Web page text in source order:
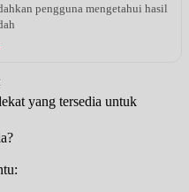
pengguna mengetahui hasil
yang tersedia untuk